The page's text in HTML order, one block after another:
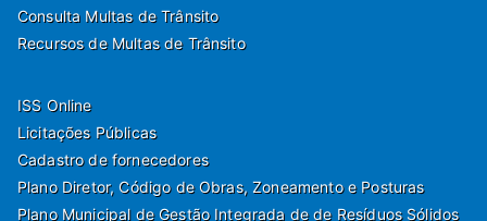
Consulta Multas de Trânsito
Recursos de Multas de Trânsito
ISS Online
Licitações Públicas
Cadastro de fornecedores
Plano Diretor, Código de Obras, Zoneamento e Posturas
Plano Municipal de Gestão Integrada de de Resíduos Sólidos